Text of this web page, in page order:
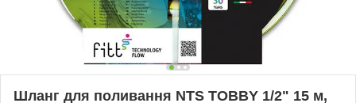
Шланг для поливання NTS TOBBY 1/2" 15 м,